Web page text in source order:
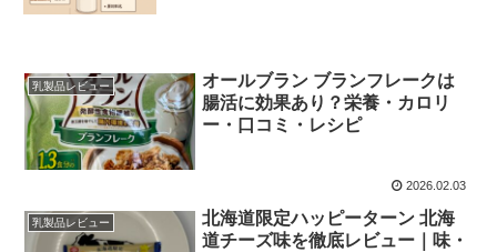
乳製品レビュー
オールブラン ブランフレークは
腸活に効果あり？栄養・カロリ
ー・口コミ・レシピ
2026.02.03
乳製品レビュー
北海道限定ハッピーターン 北海
道チーズ味を徹底レビュー｜味・